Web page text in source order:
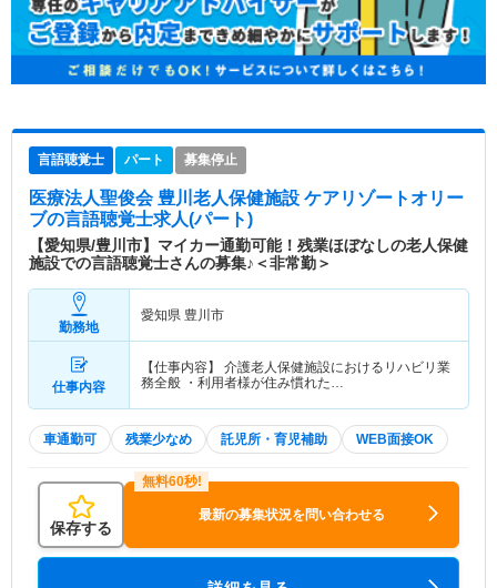
言語聴覚士 パート 募集停止
医療法人聖俊会 豊川老人保健施設 ケアリゾートオリー
ブの言語聴覚士求人(パート)
【愛知県/豊川市】マイカー通勤可能！残業ほぼなしの老人保健
施設での言語聴覚士さんの募集♪＜非常勤＞
勤務地
愛知県 豊川市
仕事内容
【仕事内容】 介護老人保健施設におけるリハビリ業
務全般 ・利用者様が住み慣れた…
車通勤可 残業少なめ 託児所・育児補助 WEB面接OK
保存する
最新の募集状況を問い合わせる